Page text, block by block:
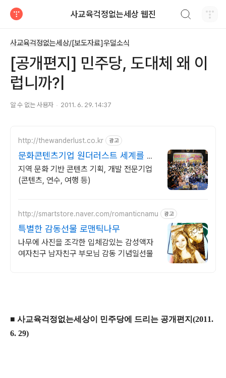
사교육걱정없는세상 웹진
사교육걱정없는세상/[보도자료]우덜소식
[공개편지] 민주당, 도대체 왜 이
럽니까?|
알 수 없는 사용자 2011. 6. 29. 14:37
http://thewanderlust.co.kr 광고
문화콘텐츠기업 원더러스트 세계를 움
직이는 로컬
지역 문화 기반 콘텐츠 기획, 개발 전문기업
(콘텐츠, 연수, 여행 등)
http://smartstore.naver.com/romanticnamu 광고
특별한 감동선물 로맨틱나무
나무에 사진을 조각한 입체감있는 감성액자
여자친구 남자친구 부모님 감동 기념일선물
■ 사교육걱정없는세상이 민주당에 드리는 공개편지(2011.
6. 29)